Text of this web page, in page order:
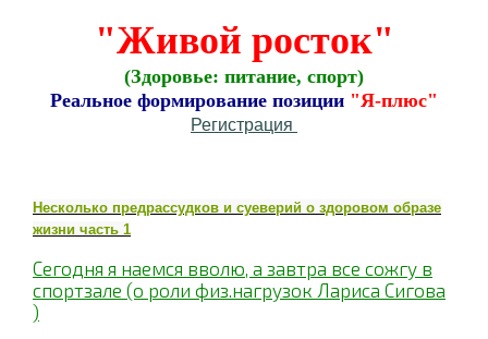
"Живой росток"
(Здоровье: питание, спорт)
Реальное формирование позиции "Я-плюс"
Регистрация
Несколько предрассудков и суеверий о здоровом образе
жизни часть 1
Сегодня я наемся вволю, а завтра все сожгу в
спортзале (о роли физ.нагрузок Лариса Сигова
)